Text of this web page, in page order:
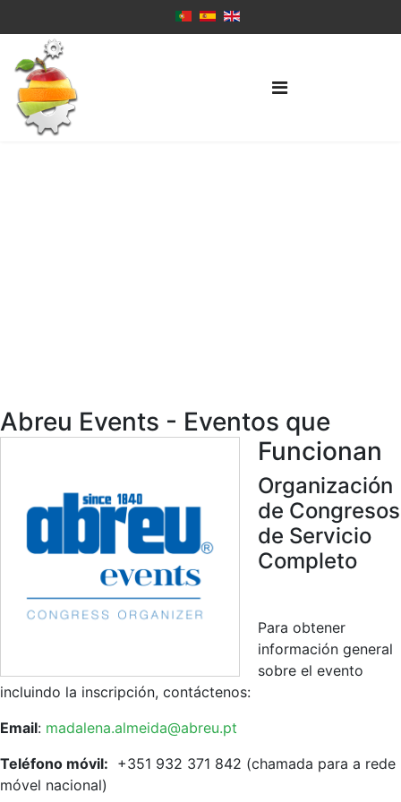
Abreu Events - Eventos que
Funcionan
Organización
de Congresos
de Servicio
Completo
Para obtener
información general
sobre el evento
incluindo la inscripción, contáctenos:
Email: madalena.almeida@abreu.pt
Teléfono móvil: +351 932 371 842 (chamada para a rede
móvel nacional)